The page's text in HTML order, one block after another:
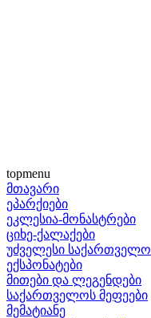
topmenu
მთავარი
ეპარქიები
ეკლესია-მონასტრები
ციხე-ქალაქები
უძველესი საქართველო
ექსპონატები
მითები და ლეგენდები
საქართველოს მეფეები
მემატიანე